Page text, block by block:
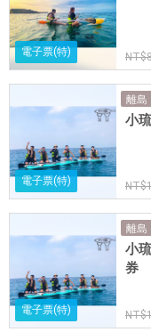
電子票(特)
電子票(特)
離島
小
電子票(特)
離島
小
券